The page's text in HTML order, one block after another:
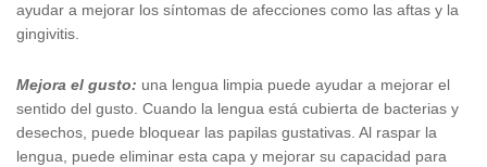
ayudar a mejorar los síntomas de afecciones como las aftas y la
gingivitis.
Mejora el gusto: una lengua limpia puede ayudar a mejorar el
sentido del gusto. Cuando la lengua está cubierta de bacterias y
desechos, puede bloquear las papilas gustativas. Al raspar la
lengua, puede eliminar esta capa y mejorar su capacidad para